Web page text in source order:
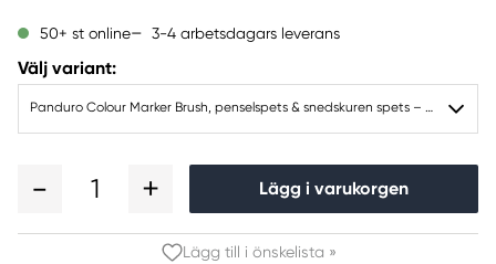
50+ st online 3-4 arbetsdagars leverans
Välj variant:
Panduro Colour Marker Brush, penselspets & snedskuren spets – Cool grey 5 CG5
1 Lägg i varukorgen
Lägg till i önskelista »